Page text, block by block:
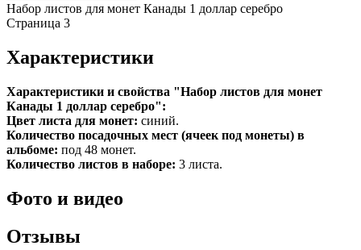
Набор листов для монет Канады 1 доллар серебро
Страница 3
Характеристики
Характеристики и свойства "Набор листов для монет
Канады 1 доллар серебро":
Цвет листа для монет: синий.
Количество посадочных мест (ячеек под монеты) в
альбоме: под 48 монет.
Количество листов в наборе: 3 листа.
Фото и видео
Отзывы